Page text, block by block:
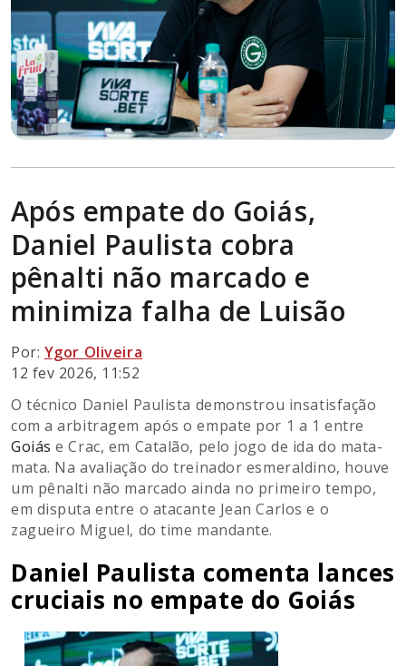
Após empate do Goiás,
Daniel Paulista cobra
pênalti não marcado e
minimiza falha de Luisão
Por: Ygor Oliveira
12 fev 2026, 11:52
O técnico Daniel Paulista demonstrou insatisfação
com a arbitragem após o empate por 1 a 1 entre
Goiás e Crac, em Catalão, pelo jogo de ida do mata-
mata. Na avaliação do treinador esmeraldino, houve
um pênalti não marcado ainda no primeiro tempo,
em disputa entre o atacante Jean Carlos e o
zagueiro Miguel, do time mandante.
Daniel Paulista comenta lances
cruciais no empate do Goiás